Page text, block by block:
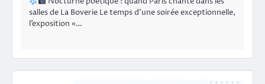
salles de La Boverie Le temps d’une soirée exceptionnelle,
l’exposition «…